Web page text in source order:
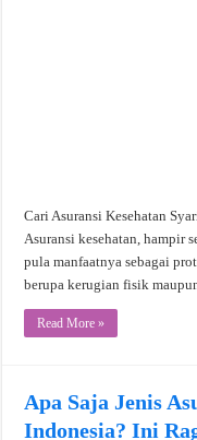
Cari Asuransi Kesehatan
Asuransi kesehatan, hampir
pula manfaatnya sebagai
berupa kerugian fisik
Read More »
Apa Saja Jenis
Indonesia? Ini